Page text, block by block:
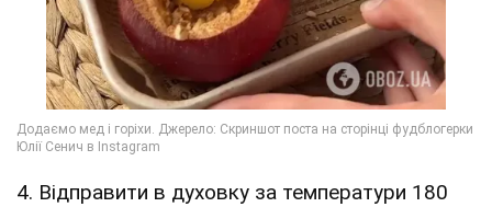
4. Відправити в духовку за температури 180